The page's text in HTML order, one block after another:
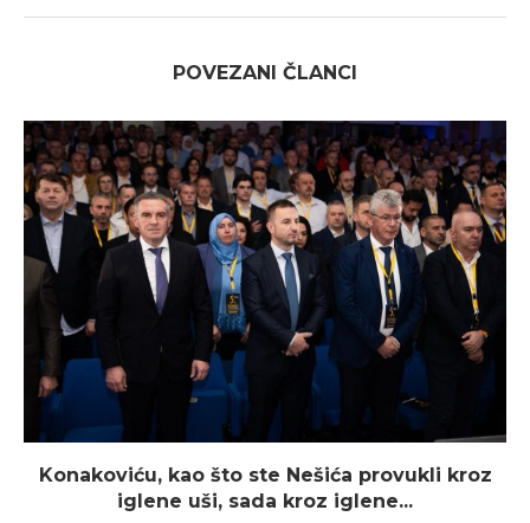
POVEZANI ČLANCI
Konakoviću, kao što ste Nešića provukli kroz
iglene uši, sada kroz iglene...